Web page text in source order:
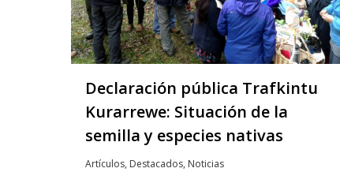
Declaración pública Trafkintu
Kurarrewe: Situación de la
semilla y especies nativas
Artículos, Destacados, Noticias